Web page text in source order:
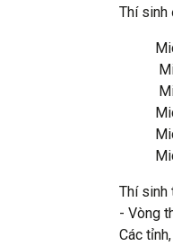
Thí sinh
Thí sinh
- Vòng
Các